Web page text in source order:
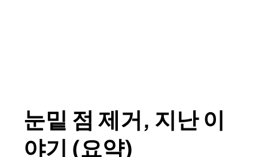
눈밑 점 제거, 지난 이
야기 (요약)